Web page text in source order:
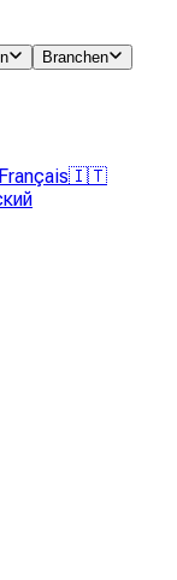
Branchen
Français🇮🇹